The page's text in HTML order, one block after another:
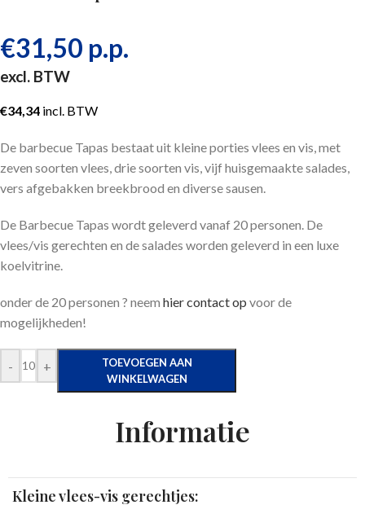
€31,50 p.p.
excl. BTW
€34,34 incl. BTW
De barbecue Tapas bestaat uit kleine porties vlees en vis, met
zeven soorten vlees, drie soorten vis, vijf huisgemaakte salades,
vers afgebakken breekbrood en diverse sausen.
De Barbecue Tapas wordt geleverd vanaf 20 personen. De
vlees/vis gerechten en de salades worden geleverd in een luxe
koelvitrine.
onder de 20 personen ? neem hier contact op voor de
mogelijkheden!
- +
TOEVOEGEN AAN
WINKELWAGEN
Informatie
Kleine vlees-vis gerechtjes: